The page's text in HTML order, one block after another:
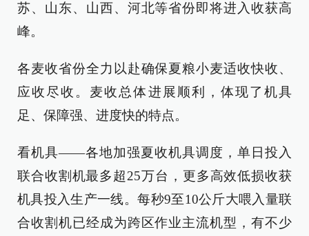
苏、山东、山西、河北等省份即将进入收获高
峰。
各麦收省份全力以赴确保夏粮小麦适收快收、
应收尽收。麦收总体进展顺利，体现了机具
足、保障强、进度快的特点。
看机具——各地加强夏收机具调度，单日投入
联合收割机最多超25万台，更多高效低损收获
机具投入生产一线。每秒9至10公斤大喂入量联
合收割机已经成为跨区作业主流机型，有不少